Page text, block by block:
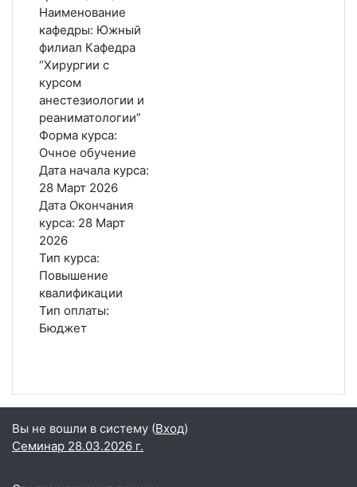
Наименование
кафедры: Южный
филиал Кафедра
“Хирургии с
курсом
анестезиологии и
реаниматологии”
Форма курса:
Очное обучение
Дата начала курса:
28 Март 2026
Дата Окончания
курса: 28 Март
2026
Тип курса:
Повышение
квалификации
Тип оплаты:
Бюджет
Вы не вошли в систему (Вход)
Семинар 28.03.2026 г.